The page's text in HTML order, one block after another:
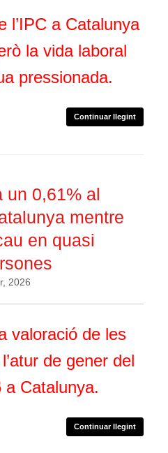
l’IPC a Catalunya
la vida laboral
pressionada.
Continuar llegint
un 0,61% al
mentre
en quasi
2026
valoració de les
de gener del
a Catalunya.
Continuar llegint